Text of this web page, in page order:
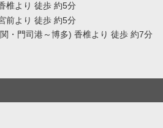
椎より 徒歩 約5分
前より 徒歩 約5分
・門司港～博多) 香椎より 徒歩 約7分